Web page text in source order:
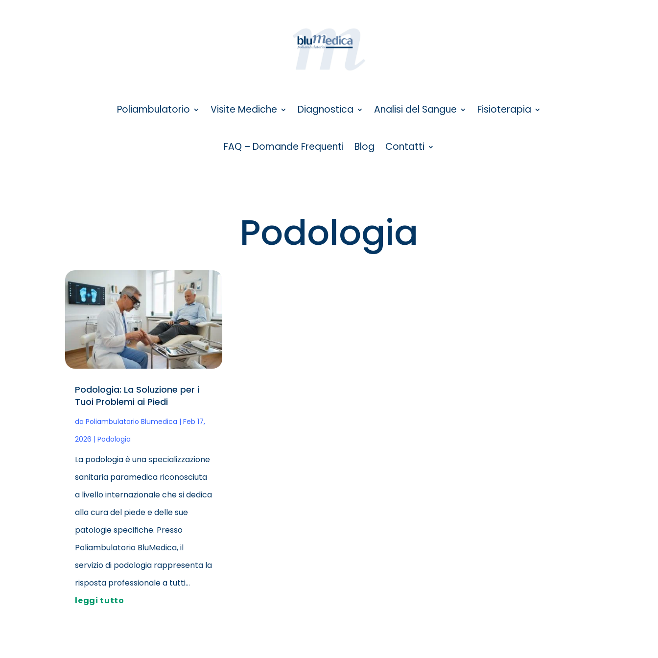
Poliambulatorio Visite Mediche Diagnostica Analisi del Sangue Fisioterapia
FAQ – Domande Frequenti Blog Contatti
Podologia
Podologia: La Soluzione per i
Tuoi Problemi ai Piedi
daPoliambulatorio Blumedica |Feb 17,
2026 |Podologia
La podologia è una specializzazione
sanitaria paramedica riconosciuta
a livello internazionale che si dedica
alla cura del piede e delle sue
patologie specifiche. Presso
Poliambulatorio BluMedica, il
servizio di podologia rappresenta la
risposta professionale a tutti...
leggi tutto